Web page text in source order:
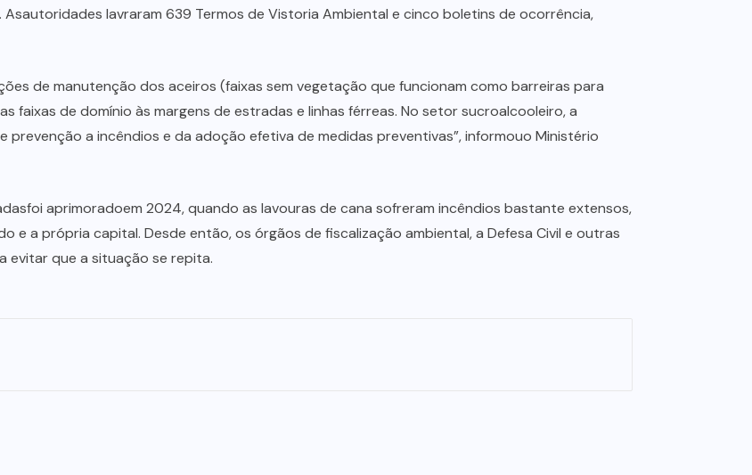
lavraram 639 Termos de Vistoria Ambiental e cinco boletins de ocorrência,
de manutenção dos aceiros (faixas sem vegetação que funcionam como barreiras para
faixas de domínio às margens de estradas e linhas férreas. No setor sucroalcooleiro, a
prevenção a incêndios e da adoção efetiva de medidas preventivas”, informouo Ministério
aprimoradoem 2024, quando as lavouras de cana sofreram incêndios bastante extensos,
e a própria capital. Desde então, os órgãos de fiscalização ambiental, a Defesa Civil e outras
evitar que a situação se repita.